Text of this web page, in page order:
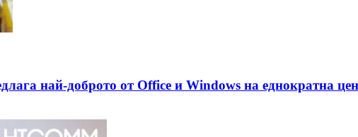
най-доброто от Office и Windows на еднократна